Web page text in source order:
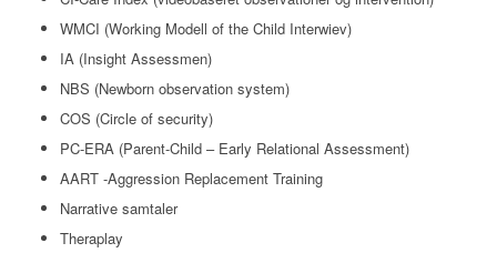
WMCI (Working Modell of the Child Interwiev)
IA (Insight Assessmen)
NBS (Newborn observation system)
COS (Circle of security)
PC-ERA (Parent-Child – Early Relational Assessment)
AART -Aggression Replacement Training
Narrative samtaler
Theraplay